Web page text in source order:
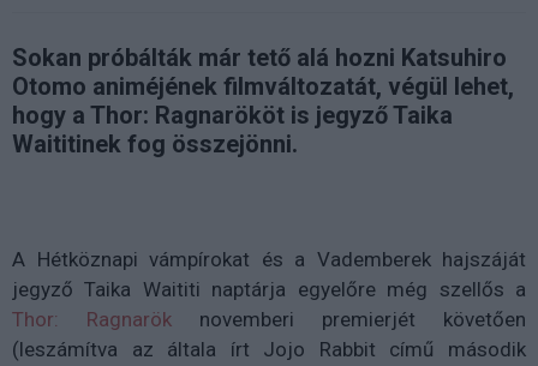
Sokan próbálták már tető alá hozni Katsuhiro
Otomo animéjének filmváltozatát, végül lehet,
hogy a Thor: Ragnarököt is jegyző Taika
Waititinek fog összejönni.
A Hétköznapi vámpírokat és a Vademberek hajszáját
jegyző Taika Waititi naptárja egyelőre még szellős a
Thor: Ragnarök novemberi premierjét követően
(leszámítva az általa írt Jojo Rabbit című második